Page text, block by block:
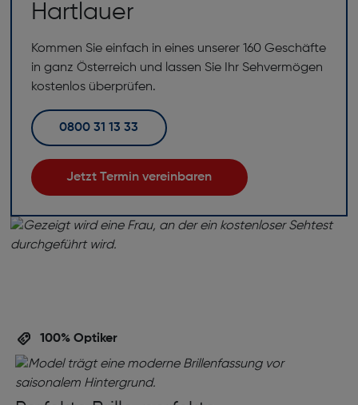
Hartlauer
Kommen Sie einfach in eines unserer 160 Geschäfte
in ganz Österreich und lassen Sie Ihr Sehvermögen
kostenlos überprüfen.
0800 31 13 33
Jetzt Termin vereinbaren
100% Optiker